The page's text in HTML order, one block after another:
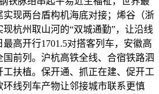
现两台盾构机海底对接；烯谷（浙
杭州取山河的“双城通勤”，让沿线
高开行1701.5对搭客列车，安徽高
国前列。沪杭高铁全线、合宿铁路泗
扶植。保开通、抓正在建、促开工
线列车产物让邻接城市联系更慎